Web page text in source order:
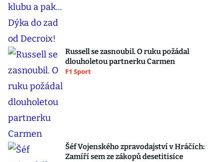
Russell se zasnoubil. O ruku požádal
dlouholetou partnerku Carmen
F1 Sport
Šéf Vojenského zpravodajství v Hráčích:
Zamíří sem ze zákopů desetitisíce